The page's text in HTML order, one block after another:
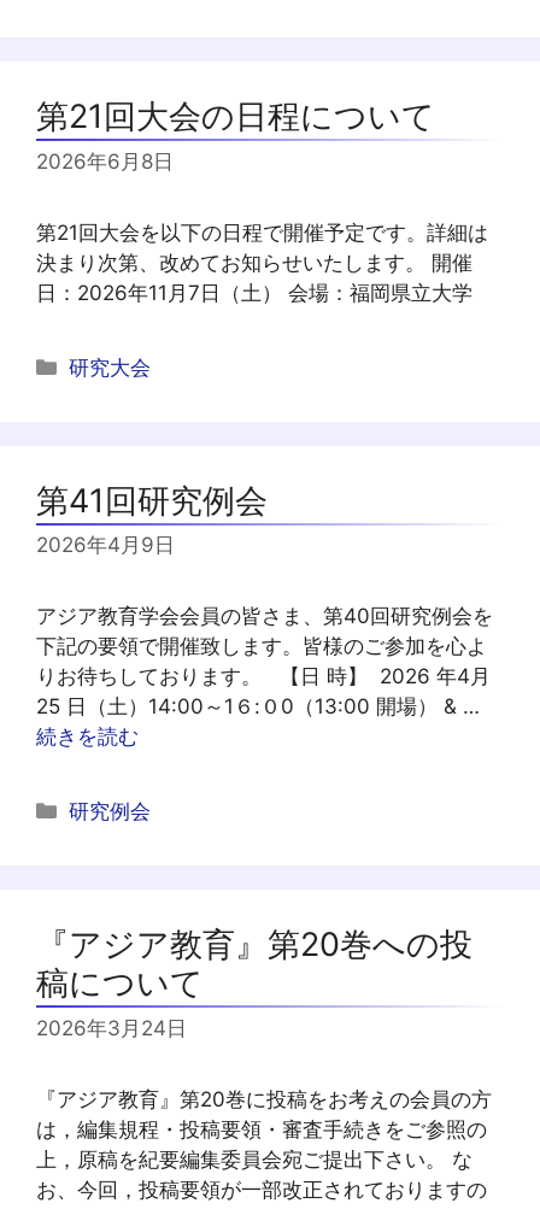
ー
第21回大会の日程について
2026年6月8日
第21回大会を以下の日程で開催予定です。詳細は
決まり次第、改めてお知らせいたします。 開催
日：2026年11月7日（土） 会場：福岡県立大学
カ
ー
研究大会
第41回研究例会
2026年4月9日
アジア教育学会会員の皆さま、第40回研究例会を
下記の要領で開催致します。皆様のご参加を心よ
りお待ちしております。 【日 時】 2026 年4月
25 日（土）14:00～1６:０0（13:00 開場） & …
続きを読む
カ
ー
研究例会
『アジア教育』第20巻への投
稿について
2026年3月24日
『アジア教育』第20巻に投稿をお考えの会員の方
は，編集規程・投稿要領・審査手続きをご参照の
上，原稿を紀要編集委員会宛ご提出下さい。 な
お、今回，投稿要領が一部改正されておりますの